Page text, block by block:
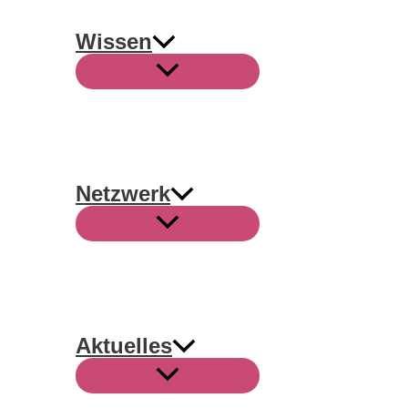
Wissen
Netzwerk
Aktuelles